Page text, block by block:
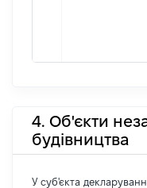
4. Об'єкти
будівництва
У суб'єкта